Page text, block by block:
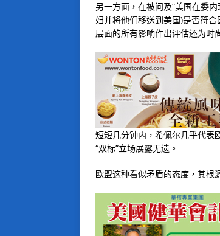
另一方面，在被问及“美国在委
妇并将他们移送到美国)是否符
层面的所有影响作出评估还为时
短短几分钟内，希佩尔几乎代表
“双标”立场展露无遗。
欧盟这种看似矛盾的态度，其根